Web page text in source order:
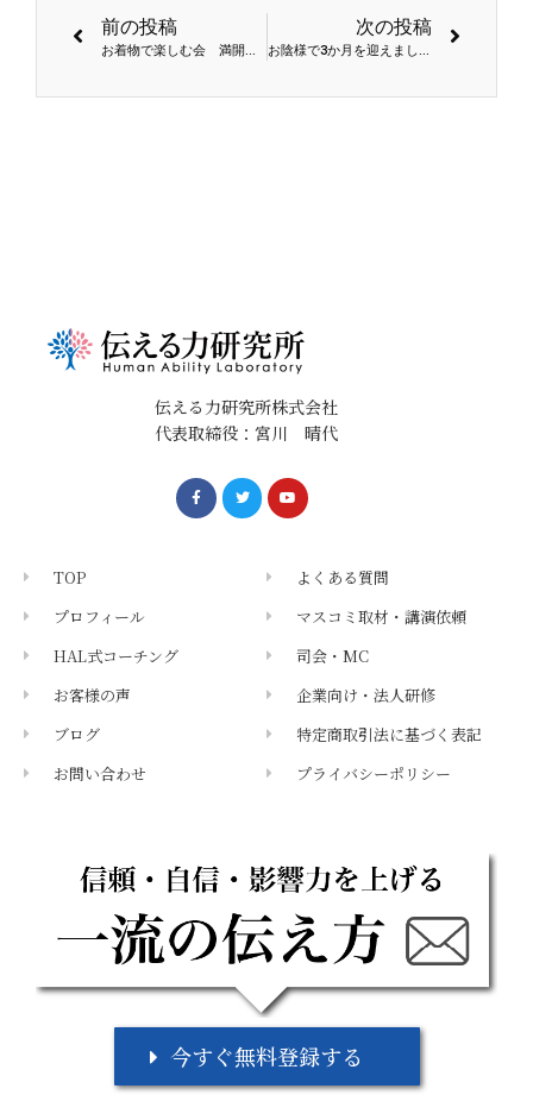
前の投稿
お着物で楽しむ会 満開のお花見編 ♪
次の投稿
お陰様で3か月を迎えました♡
伝える力研究所株式会社
代表取締役：宮川 晴代
TOP
プロフィール
HAL式コーチング
お客様の声
ブログ
お問い合わせ
よくある質問
マスコミ取材・講演依頼
司会・MC
企業向け・法人研修
特定商取引法に基づく表記
プライバシーポリシー
今すぐ無料登録する